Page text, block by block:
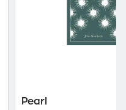
Pearl